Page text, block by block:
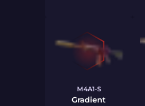
M4A1-S
Gradient